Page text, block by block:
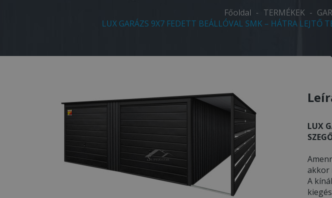
Főoldal - TERMÉKEK -
LUX GARÁZS 9X7 FEDETT BEÁLLÓVAL SMK – HÁTRA LEJTŐ
LUX
akkor
A